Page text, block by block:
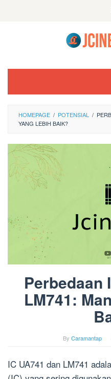
HOMEPAGE / POTENSIAL /
YANG LEBIH BAIK?
Perbedaan
LM741:
By Caramantap
IC UA741 dan LM741